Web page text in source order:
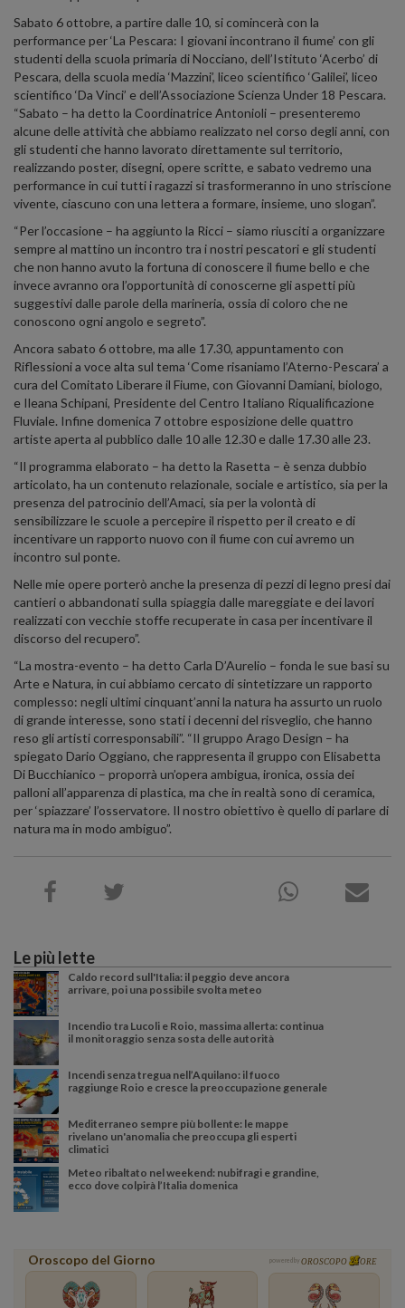
Sabato 6 ottobre, a partire dalle 10, si comincerà con la
performance per ‘La Pescara: I giovani incontrano il fiume’ con gli
studenti della scuola primaria di Nocciano, dell’Istituto ‘Acerbo’ di
Pescara, della scuola media ‘Mazzini’, liceo scientifico ‘Galilei’, liceo
scientifico ‘Da Vinci’ e dell’Associazione Scienza Under 18 Pescara.
“Sabato – ha detto la Coordinatrice Antonioli – presenteremo
alcune delle attività che abbiamo realizzato nel corso degli anni, con
gli studenti che hanno lavorato direttamente sul territorio,
realizzando poster, disegni, opere scritte, e sabato vedremo una
performance in cui tutti i ragazzi si trasformeranno in uno striscione
vivente, ciascuno con una lettera a formare, insieme, uno slogan”.
“Per l’occasione – ha aggiunto la Ricci – siamo riusciti a organizzare
sempre al mattino un incontro tra i nostri pescatori e gli studenti
che non hanno avuto la fortuna di conoscere il fiume bello e che
invece avranno ora l’opportunità di conoscerne gli aspetti più
suggestivi dalle parole della marineria, ossia di coloro che ne
conoscono ogni angolo e segreto”.
Ancora sabato 6 ottobre, ma alle 17.30, appuntamento con
Riflessioni a voce alta sul tema ‘Come risaniamo l’Aterno-Pescara’ a
cura del Comitato Liberare il Fiume, con Giovanni Damiani, biologo,
e Ileana Schipani, Presidente del Centro Italiano Riqualificazione
Fluviale. Infine domenica 7 ottobre esposizione delle quattro
artiste aperta al pubblico dalle 10 alle 12.30 e dalle 17.30 alle 23.
“Il programma elaborato – ha detto la Rasetta – è senza dubbio
articolato, ha un contenuto relazionale, sociale e artistico, sia per la
presenza del patrocinio dell’Amaci, sia per la volontà di
sensibilizzare le scuole a percepire il rispetto per il creato e di
incentivare un rapporto nuovo con il fiume con cui avremo un
incontro sul ponte.
Nelle mie opere porterò anche la presenza di pezzi di legno presi dai
cantieri o abbandonati sulla spiaggia dalle mareggiate e dei lavori
realizzati con vecchie stoffe recuperate in casa per incentivare il
discorso del recupero”.
“La mostra-evento – ha detto Carla D’Aurelio – fonda le sue basi su
Arte e Natura, in cui abbiamo cercato di sintetizzare un rapporto
complesso: negli ultimi cinquant’anni la natura ha assurto un ruolo
di grande interesse, sono stati i decenni del risveglio, che hanno
reso gli artisti corresponsabili”. “Il gruppo Arago Design – ha
spiegato Dario Oggiano, che rappresenta il gruppo con Elisabetta
Di Bucchianico – proporrà un’opera ambigua, ironica, ossia dei
palloni all’apparenza di plastica, ma che in realtà sono di ceramica,
per ‘spiazzare’ l’osservatore. Il nostro obiettivo è quello di parlare di
natura ma in modo ambiguo”.
Le più lette
Caldo record sull'Italia: il peggio deve ancora
arrivare, poi una possibile svolta meteo
Incendio tra Lucoli e Roio, massima allerta: continua
il monitoraggio senza sosta delle autorità
Incendi senza tregua nell’Aquilano: il fuoco
raggiunge Roio e cresce la preoccupazione generale
Mediterraneo sempre più bollente: le mappe
rivelano un'anomalia che preoccupa gli esperti
climatici
Meteo ribaltato nel weekend: nubifragi e grandine,
ecco dove colpirà l’Italia domenica
Oroscopo del Giorno powered by OROSCOPO ORE